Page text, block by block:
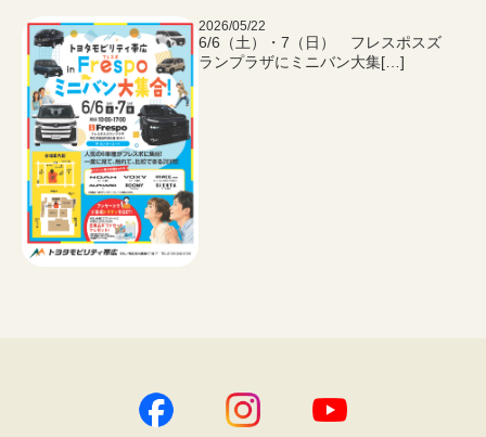
2026/05/22
6/6（土）・7（日） フレスポスズ
ランプラザにミニバン大集[…]